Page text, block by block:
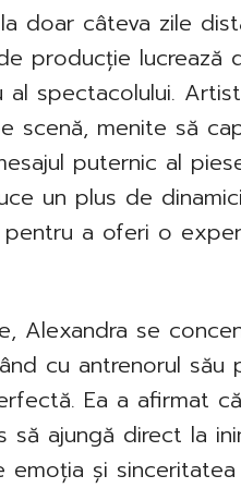
doar câteva zile
producție lucrează
spectacolului.
scenă, menite să
puternic al
un plus de
a oferi o
Alexandra se
cu antrenorul său
Ea a afirmat
să ajungă direct la
și sinceritatea